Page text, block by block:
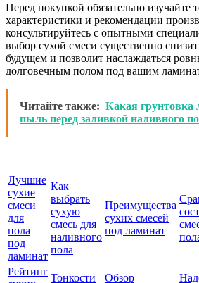
Перед покупкой обязательно изучайте
характеристики и рекомендации
консультируйтесь с опытными
выбор сухой смеси существенно
будущем и позволит наслаждаться
долговечным полом под вашим
Читайте также: Какая грунтовка
пыль перед заливкой наливного
Лучшие
сухие
смеси
для
пола
под
ламинат
Как
выбрать
сухую
смесь для
наливного
пола
Преимущества
сухих смесей
под ламинат
Рейтинг
Тонкости
Обзор